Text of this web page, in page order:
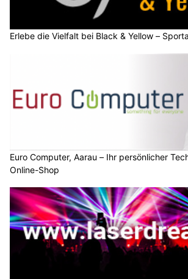
Erlebe die Vielfalt bei Black & Yellow –
Euro Computer, Aarau – Ihr persönlicher
Online-Shop